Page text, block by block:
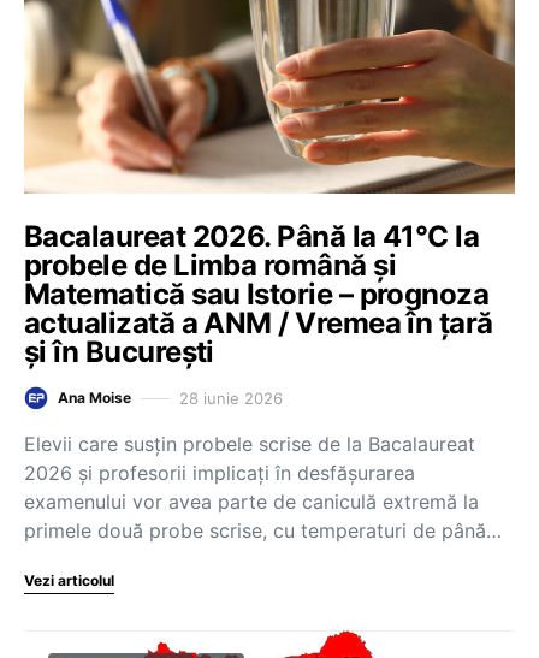
Bacalaureat 2026. Până la 41°C la
probele de Limba română și
Matematică sau Istorie – prognoza
actualizată a ANM / Vremea în țară
și în București
Ana Moise 28 iunie 2026
Elevii care susțin probele scrise de la Bacalaureat
2026 și profesorii implicați în desfășurarea
examenului vor avea parte de caniculă extremă la
primele două probe scrise, cu temperaturi de până…
Vezi articolul